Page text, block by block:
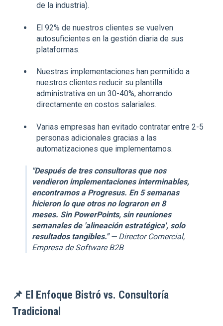
de la industria).
El 92% de nuestros clientes se vuelven
autosuficientes en la gestión diaria de sus
plataformas.
Nuestras implementaciones han permitido a
nuestros clientes reducir su plantilla
administrativa en un 30-40%, ahorrando
directamente en costos salariales.
Varias empresas han evitado contratar entre 2-5
personas adicionales gracias a las
automatizaciones que implementamos.
"Después de tres consultoras que nos
vendieron implementaciones interminables,
encontramos a Progresus. En 5 semanas
hicieron lo que otros no lograron en 8
meses. Sin PowerPoints, sin reuniones
semanales de 'alineación estratégica', solo
resultados tangibles." — Director Comercial,
Empresa de Software B2B
📌 El Enfoque Bistró vs. Consultoría
Tradicional